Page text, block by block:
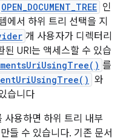
OPEN_DOCUMENT_TREE 인
에서 하위 트리 선택을 지
개 사용자가 디렉터리
된 URI는 액세스할 수 있습
를
와
습니다
사용하면 하위 트리 내부
들 수 있습니다. 기존 문서